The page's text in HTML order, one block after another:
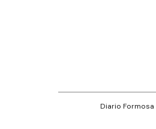
Diario Formosa